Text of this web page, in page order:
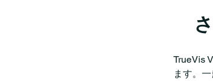
TrueVis
ます。